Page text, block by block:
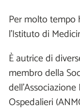
Per molto tempo
l’Istituto di
È autrice di
membro della
Ospedalieri